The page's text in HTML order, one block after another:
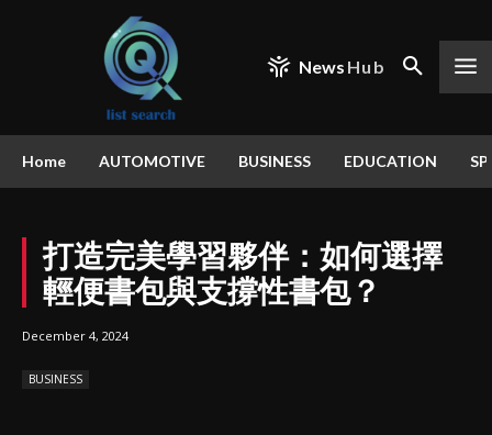
News Hub
Home AUTOMOTIVE BUSINESS EDUCATION
打造完美學習夥伴：如何選擇
輕便書包與支撐性書包？
December 4, 2024
BUSINESS